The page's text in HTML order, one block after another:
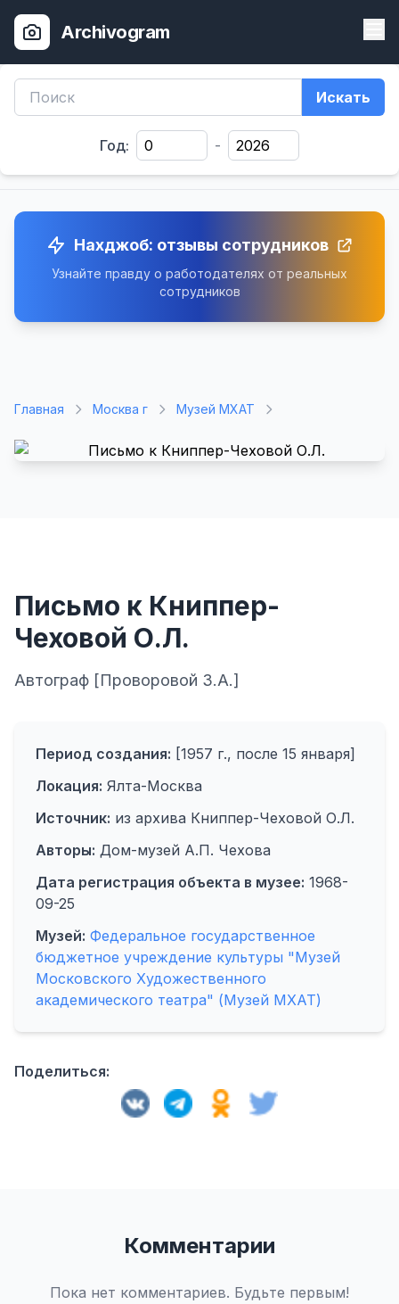
Archivogram
Искать
Год: -
Нахджоб: отзывы сотрудников
Узнайте правду о работодателях от реальных
сотрудников
Главная Москва г Музей МХАТ
Письмо к Книппер-
Чеховой О.Л.
Автограф [Проворовой З.А.]
Период создания: [1957 г., после 15 января]
Локация: Ялта-Москва
Источник: из архива Книппер-Чеховой О.Л.
Авторы: Дом-музей А.П. Чехова
Дата регистрация объекта в музее: 1968-
09-25
Музей: Федеральное государственное
бюджетное учреждение культуры "Музей
Московского Художественного
академического театра" (Музей МХАТ)
Поделиться:
Комментарии
Пока нет комментариев. Будьте первым!